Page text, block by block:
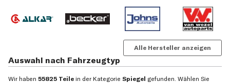
Alle Hersteller anzeigen
Auswahl nach Fahrzeugtyp
Wir haben 55825 Teile in der Kategorie Spiegel gefunden. Wählen Sie